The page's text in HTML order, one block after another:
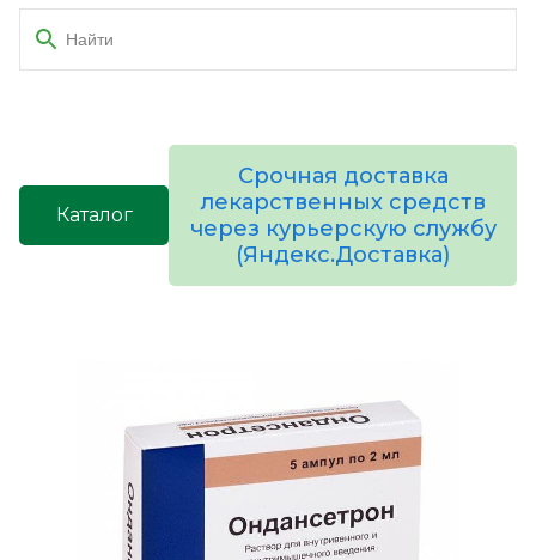
Каталог
Срочная доставка
лекарственных средств
через курьерскую службу
(Яндекс.Доставка)